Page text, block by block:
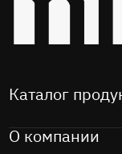
Каталог
О компании